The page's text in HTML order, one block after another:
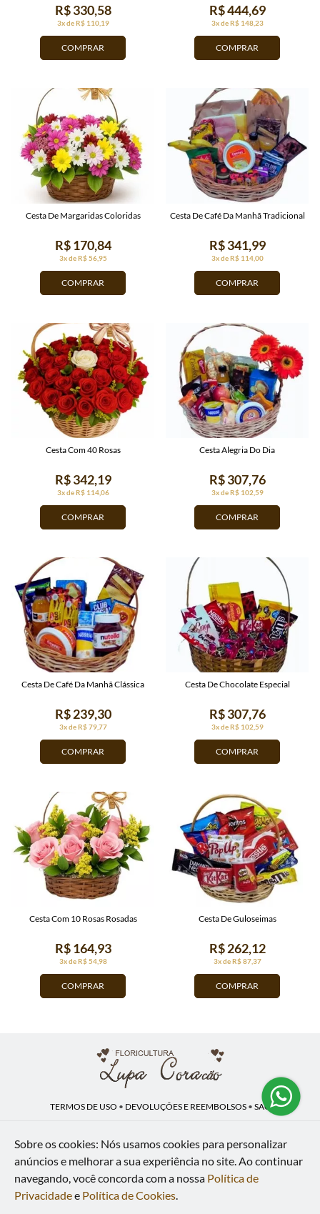
COMPRAR
3x de R$ 110,19
R$ 330,58
COMPRAR
3x de R$ 148,23
R$ 444,69
COMPRAR
3x de R$ 56,95
R$ 170,84
Cesta De Margaridas Coloridas
COMPRAR
3x de R$ 114,00
R$ 341,99
Cesta De Café Da Manhã Tradicional
COMPRAR
3x de R$ 114,06
R$ 342,19
Cesta Com 40 Rosas
COMPRAR
3x de R$ 102,59
R$ 307,76
Cesta Alegria Do Dia
COMPRAR
3x de R$ 79,77
R$ 239,30
Cesta De Café Da Manhã Clássica
COMPRAR
3x de R$ 102,59
R$ 307,76
Cesta De Chocolate Especial
COMPRAR
3x de R$ 54,98
R$ 164,93
Cesta Com 10 Rosas Rosadas
COMPRAR
3x de R$ 87,37
R$ 262,12
Cesta De Guloseimas
TERMOS DE USO • DEVOLUÇÕES E REEMBOLSOS • SAC
Lupa Coração | CNPJ: 16.883.558/0001-00
Av. Heliópolis, 946 - Lj A - Heliópolis - Belford Roxo - RJ - 26120-300
Sobre os cookies: Nós usamos cookies para personalizar
anúncios e melhorar a sua experiência no site.Ao continuar
navegando, você concorda com a nossa Política de
Privacidadee Política de Cookies.